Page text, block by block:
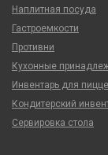
Наплитная посуда
Гастроемкости
Противни
Кухонные
Инвентарь для
Кондитерский
Сервировка стола